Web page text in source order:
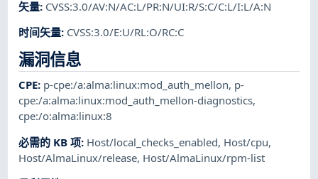
矢量: CVSS:3.0/AV:N/AC:L/PR:N/UI:R/S:C/C:L/I:L/A:N
时间矢量: CVSS:3.0/E:U/RL:O/RC:C
漏洞信息
CPE: p-cpe:/a:alma:linux:mod_auth_mellon, p-
cpe:/a:alma:linux:mod_auth_mellon-diagnostics,
cpe:/o:alma:linux:8
必需的 KB 项: Host/local_checks_enabled, Host/cpu,
Host/AlmaLinux/release, Host/AlmaLinux/rpm-list